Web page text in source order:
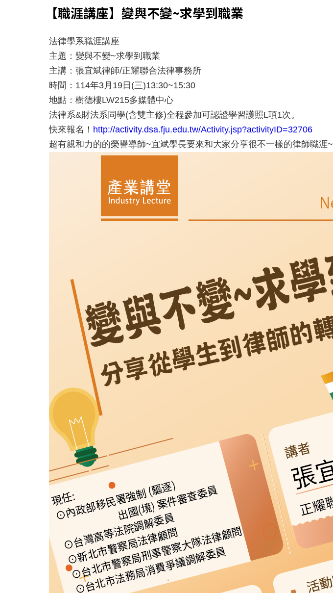
【職涯講座】變與不變~求學到職業
法律學系職涯講座
主題：變與不變~求學到職業
主講：張宜斌律師/正耀聯合法律事務所
時間：114年3月19日(三)13:30~15:30
地點：樹德樓LW215多媒體中心
法律系&財法系同學(含雙主修)全程參加可認證學習護照L項1次。
快來報名！ http://activity.dsa.fju.edu.tw/Activity.jsp?activityID=32706